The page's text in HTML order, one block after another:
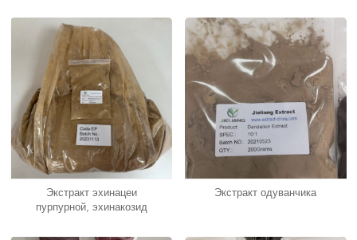
Экстракт эхинацеи
пурпурной, эхинакозид
Экстракт одуванчика